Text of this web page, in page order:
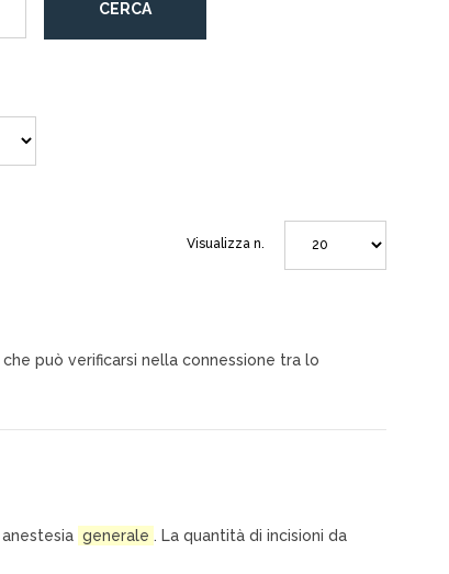
CERCA
Visualizza n.
può verificarsi nella connessione tra lo
generale . La quantità di incisioni da